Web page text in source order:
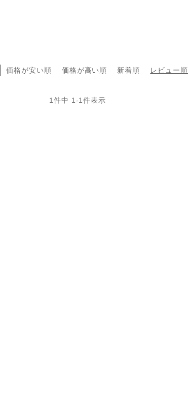
価格が安い順 価格が高い順 新着順 レビュー順
1 件中 1 -1件表示